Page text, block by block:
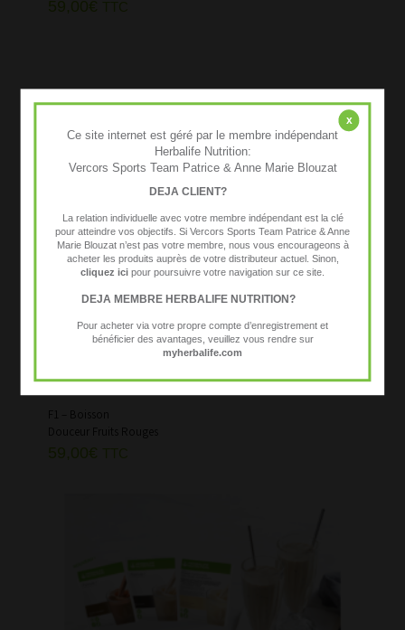
59,00€ TTC
F1 – Boisson
Douceur Fruits Rouges
59,00€ TTC
x
Ce site internet est géré par le membre indépendant
Herbalife Nutrition:
Vercors Sports Team Patrice & Anne Marie Blouzat
DEJA CLIENT?
La relation individuelle avec votre membre indépendant est la clé
pour atteindre vos objectifs. Si Vercors Sports Team Patrice & Anne
Marie Blouzat n’est pas votre membre, nous vous encourageons à
acheter les produits auprès de votre distributeur actuel. Sinon,
cliquez ici pour poursuivre votre navigation sur ce site.
DEJA MEMBRE HERBALIFE NUTRITION?
Pour acheter via votre propre compte d’enregistrement et
bénéficier des avantages, veuillez vous rendre sur
myherbalife.com